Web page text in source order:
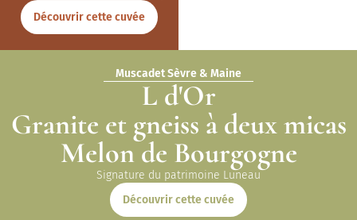
Découvrir cette cuvée
Muscadet Sèvre & Maine
L d'Or
Granite et gneiss à deux micas
Melon de Bourgogne
Signature du patrimoine Luneau
Découvrir cette cuvée